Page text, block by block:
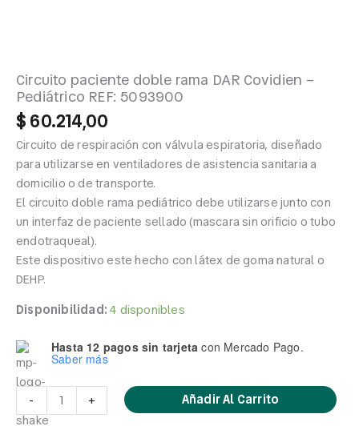
Circuito paciente doble rama DAR Covidien –
Pediátrico REF: 5093900
$60.214,00
Circuito de respiración con válvula espiratoria, diseñado
para utilizarse en ventiladores de asistencia sanitaria a
domicilio o de transporte.
El circuito doble rama pediátrico debe utilizarse junto con
un interfaz de paciente sellado (mascara sin orificio o tubo
endotraqueal).
Este dispositivo este hecho con látex de goma natural o
DEHP.
Disponibilidad:4 disponibles
Hasta 12 pagos sin tarjeta con Mercado Pago.
Saber más
- + Añadir Al Carrito